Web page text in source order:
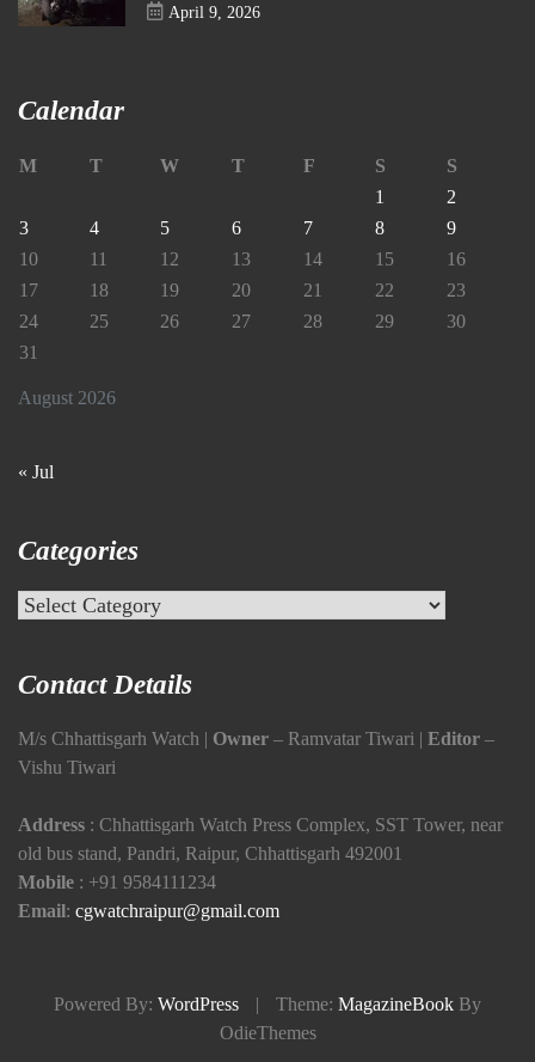
April 9, 2026
Calendar
August 2026
M T W T F S
S
1
2
3
4 5 6 7 8
9
10
11 12 13 14 15
16
17
18 19 20 21 22
23
24
25 26 27 28 29
30
31
« Jul
Categories
Categories
Contact Details
M/s Chhattisgarh Watch | Owner – Ramvatar Tiwari | Editor –
Vishu Tiwari
Address : Chhattisgarh Watch Press Complex, SST Tower, near
old bus stand, Pandri, Raipur, Chhattisgarh 492001
Mobile : +91 9584111234
Email: cgwatchraipur@gmail.com
Powered By: WordPress | Theme: MagazineBook By
OdieThemes